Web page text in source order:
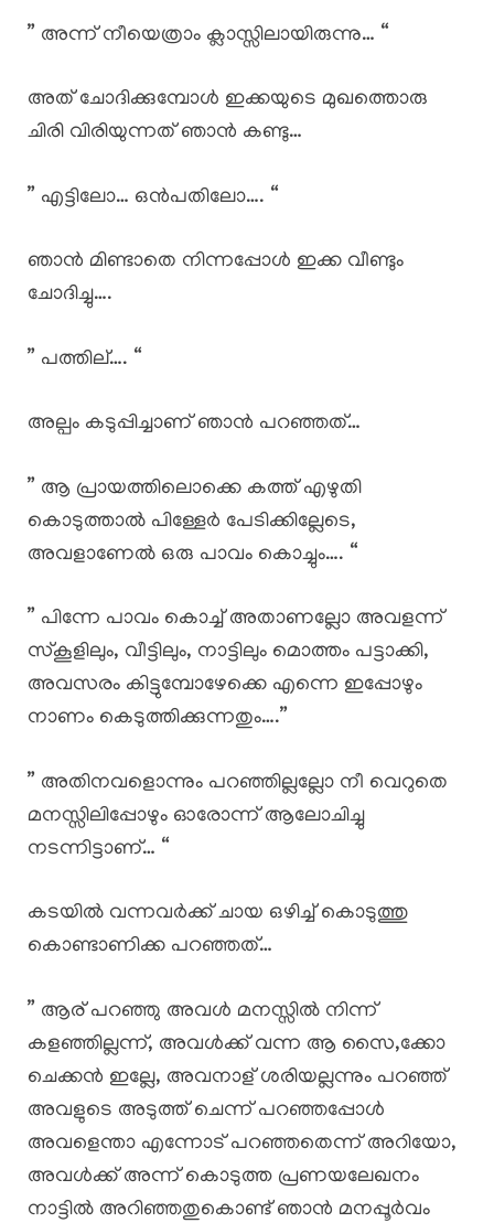
” അന്ന് നീയെത്രാം ക്ലാസ്സിലായിരുന്നു… “
അത് ചോദിക്കുമ്പോൾ ഇക്കയുടെ മുഖത്തൊരു
ചിരി വിരിയുന്നത് ഞാൻ കണ്ടു…
” എട്ടിലോ… ഒൻപതിലോ…. “
ഞാൻ മിണ്ടാതെ നിന്നപ്പോൾ ഇക്ക വീണ്ടും
ചോദിച്ചു….
” പത്തില്…. “
അല്പം കടുപ്പിച്ചാണ് ഞാൻ പറഞ്ഞത്…
” ആ പ്രായത്തിലൊക്കെ കത്ത് എഴുതി
കൊടുത്താൽ പിള്ളേർ പേടിക്കില്ലേടെ,
അവളാണേൽ ഒരു പാവം കൊച്ചും…. “
” പിന്നേ പാവം കൊച്ച് അതാണല്ലോ അവളന്ന്
സ്കൂളിലും, വീട്ടിലും, നാട്ടിലും മൊത്തം പട്ടാക്കി,
അവസരം കിട്ടുമ്പോഴേക്കെ എന്നെ ഇപ്പോഴും
നാണം കെടുത്തിക്കുന്നതും….”
” അതിനവളൊന്നും പറഞ്ഞില്ലല്ലോ നീ വെറുതെ
മനസ്സിലിപ്പോഴും ഓരോന്ന് ആലോചിച്ചു
നടന്നിട്ടാണ്… “
കടയിൽ വന്നവർക്ക് ചായ ഒഴിച്ച് കൊടുത്തു
കൊണ്ടാണിക്ക പറഞ്ഞത്…
” ആര് പറഞ്ഞു അവൾ മനസ്സിൽ നിന്ന്
കളഞ്ഞില്ലന്ന്, അവൾക്ക് വന്ന ആ സൈ,ക്കോ
ചെക്കൻ ഇല്ലേ, അവനാള് ശരിയല്ലന്നും പറഞ്ഞ്
അവളുടെ അടുത്ത് ചെന്ന് പറഞ്ഞപ്പോൾ
അവളെന്താ എന്നോട് പറഞ്ഞതെന്ന് അറിയോ,
അവൾക്ക് അന്ന് കൊടുത്ത പ്രണയലേഖനം
നാട്ടിൽ അറിഞ്ഞതുകൊണ്ട് ഞാൻ മനപ്പൂർവം